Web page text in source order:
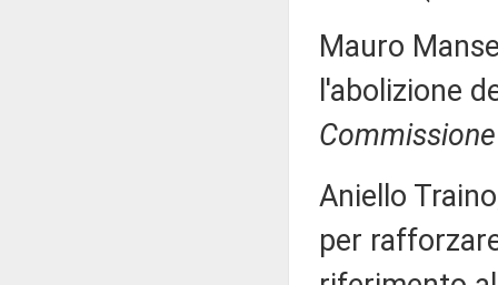
Mauro
l'abolizione
Aniello
per